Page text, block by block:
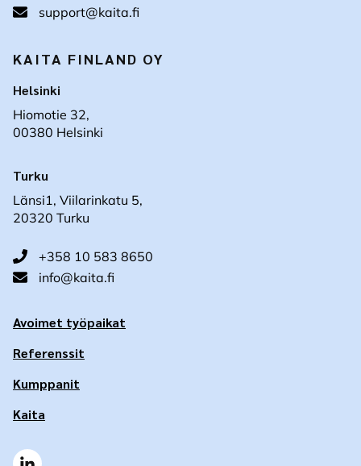
support@kaita.fi
KAITA FINLAND OY
Helsinki
Hiomotie 32,
00380 Helsinki
Turku
Länsi1, Viilarinkatu 5,
20320 Turku
+358 10 583 8650
info@kaita.fi
Avoimet työpaikat
Referenssit
Kumppanit
Kaita